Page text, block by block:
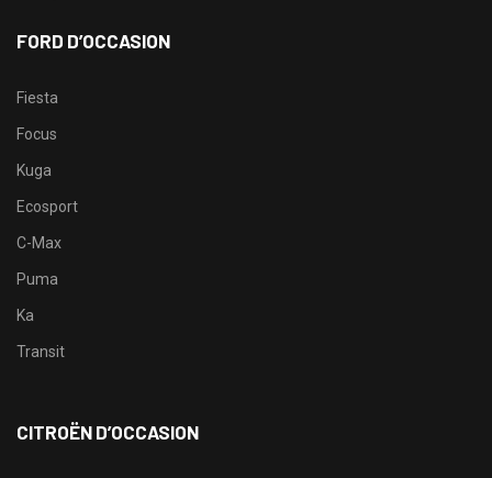
FORD D’OCCASION
Fiesta
Focus
Kuga
Ecosport
C-Max
Puma
Ka
Transit
CITROËN D’OCCASION